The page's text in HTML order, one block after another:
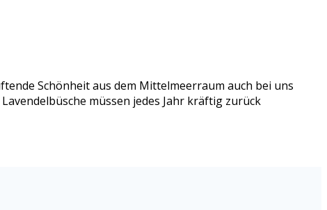
Schönheit aus dem Mittelmeerraum auch bei uns
müssen jedes Jahr kräftig zurück